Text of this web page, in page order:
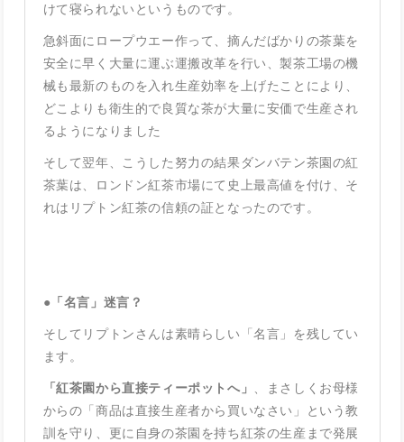
けて寝られないというものです。
急斜面にロープウエー作って、摘んだばかりの茶葉を
安全に早く大量に運ぶ運搬改革を行い、製茶工場の機
械も最新のものを入れ生産効率を上げたことにより、
どこよりも衛生的で良質な茶が大量に安価で生産され
るようになりました
そして翌年、こうした努力の結果ダンバテン茶園の紅
茶葉は、ロンドン紅茶市場にて史上最高値を付け、そ
れはリプトン紅茶の信頼の証となったのです。
● 「名言」迷言？
そしてリプトンさんは素晴らしい「名言」を残してい
ます。
「紅茶園から直接ティーポットへ」
、まさしくお母様
からの「商品は直接生産者から買いなさい」という教
訓を守り、更に自身の茶園を持ち紅茶の生産まで発展